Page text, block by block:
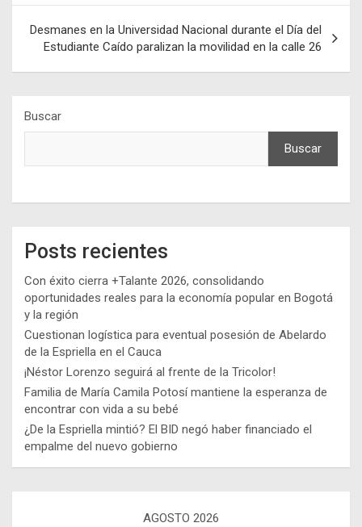
Desmanes en la Universidad Nacional durante el Día del
Estudiante Caído paralizan la movilidad en la calle 26
Buscar
Buscar
Posts recientes
Con éxito cierra +Talante 2026, consolidando
oportunidades reales para la economía popular en Bogotá
y la región
Cuestionan logística para eventual posesión de Abelardo
de la Espriella en el Cauca
¡Néstor Lorenzo seguirá al frente de la Tricolor!
Familia de María Camila Potosí mantiene la esperanza de
encontrar con vida a su bebé
¿De la Espriella mintió? El BID negó haber financiado el
empalme del nuevo gobierno
AGOSTO 2026